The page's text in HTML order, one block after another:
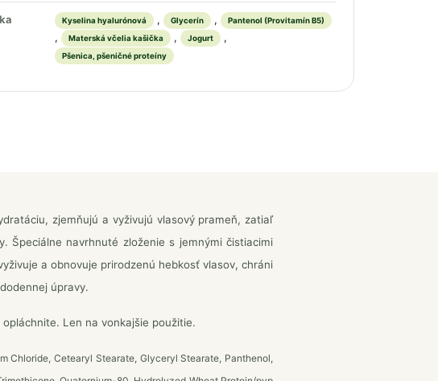
Kyselina hyalurónová , Glycerín , Pantenol (Provitamín B5)
, Materská včelia kašička , Jogurt ,
Pšenica, pšeničné proteíny
zjemňujú a vyživujú vlasový prameň, zatiaľ
Špeciálne navrhnuté zloženie s jemnými čistiacimi
a obnovuje prirodzenú hebkosť vlasov, chráni
úpravy.
Len na vonkajšie použitie.
Chloride, Cetearyl Stearate, Glyceryl Stearate, Panthenol,